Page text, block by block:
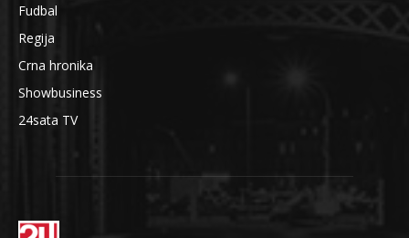
Fudbal
Regija
Crna hronika
Showbusiness
24sata TV